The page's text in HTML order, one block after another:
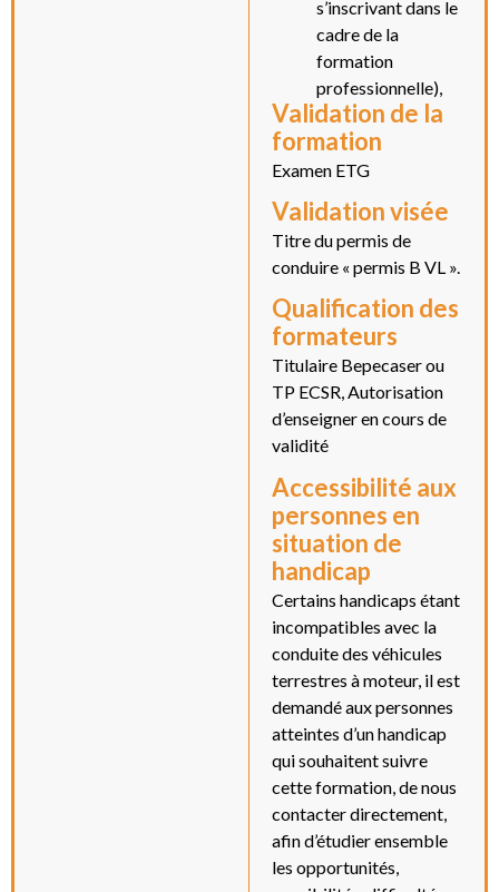
s’inscrivant dans le
cadre de la
formation
professionnelle),
Validation de la
formation
Examen ETG
Validation visée
Titre du permis de
conduire « permis B VL ».
Qualification des
formateurs
Titulaire Bepecaser ou
TP ECSR, Autorisation
d’enseigner en cours de
validité
Accessibilité aux
personnes en
situation de
handicap
Certains handicaps étant
incompatibles avec la
conduite des véhicules
terrestres à moteur, il est
demandé aux personnes
atteintes d’un handicap
qui souhaitent suivre
cette formation, de nous
contacter directement,
afin d’étudier ensemble
les opportunités,